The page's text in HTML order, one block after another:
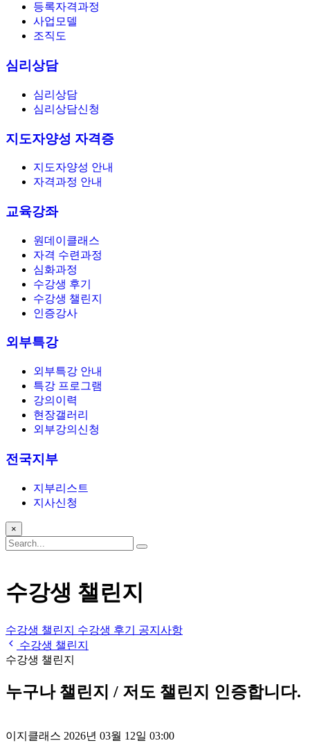
등록자격과정
사업모델
조직도
심리상담
심리상담
심리상담신청
지도자양성 자격증
지도자양성 안내
자격과정 안내
교육강좌
원데이클래스
자격 수련과정
심화과정
수강생 후기
수강생 챌린지
인증강사
외부특강
외부특강 안내
특강 프로그램
강의이력
현장갤러리
외부강의신청
전국지부
지부리스트
지사신청
×
수강생 챌린지
수강생 챌린지 수강생 후기
공지사항
수강생 챌린지
수강생 챌린지
누구나 챌린지 / 저도 챌린지 인증합니다.
이지클래스 2026년 03월 12일 03:00